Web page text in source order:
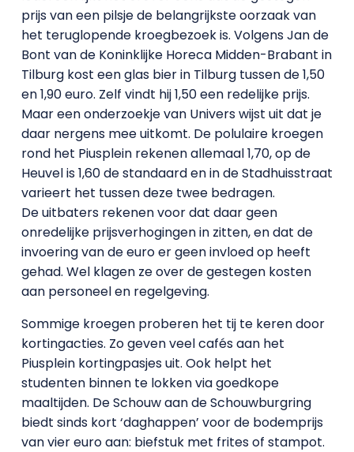
prijs van een pilsje de belangrijkste oorzaak van
het teruglopende kroegbezoek is. Volgens Jan de
Bont van de Koninklijke Horeca Midden-Brabant in
Tilburg kost een glas bier in Tilburg tussen de 1,50
en 1,90 euro. Zelf vindt hij 1,50 een redelijke prijs.
Maar een onderzoekje van Univers wijst uit dat je
daar nergens mee uitkomt. De polulaire kroegen
rond het Piusplein rekenen allemaal 1,70, op de
Heuvel is 1,60 de standaard en in de Stadhuisstraat
varieert het tussen deze twee bedragen.
De uitbaters rekenen voor dat daar geen
onredelijke prijsverhogingen in zitten, en dat de
invoering van de euro er geen invloed op heeft
gehad. Wel klagen ze over de gestegen kosten
aan personeel en regelgeving.
Sommige kroegen proberen het tij te keren door
kortingacties. Zo geven veel cafés aan het
Piusplein kortingpasjes uit. Ook helpt het
studenten binnen te lokken via goedkope
maaltijden. De Schouw aan de Schouwburgring
biedt sinds kort ‘daghappen’ voor de bodemprijs
van vier euro aan: biefstuk met frites of stampot.